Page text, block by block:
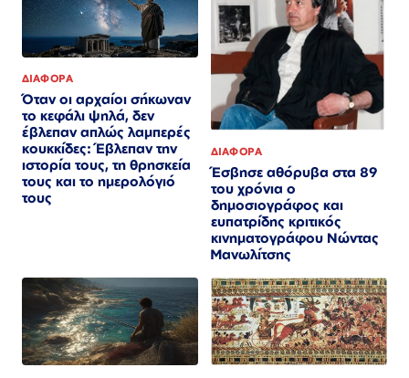
ΔΙΑΦΟΡΑ
Όταν οι αρχαίοι σήκωναν
το κεφάλι ψηλά, δεν
έβλεπαν απλώς λαμπερές
κουκκίδες: Έβλεπαν την
ιστορία τους, τη θρησκεία
τους και το ημερολόγιό
τους
ΔΙΑΦΟΡΑ
Έσβησε αθόρυβα στα 89
του χρόνια ο
δημοσιογράφος και
ευπατρίδης κριτικός
κινηματογράφου Νώντας
Μανωλίτσης